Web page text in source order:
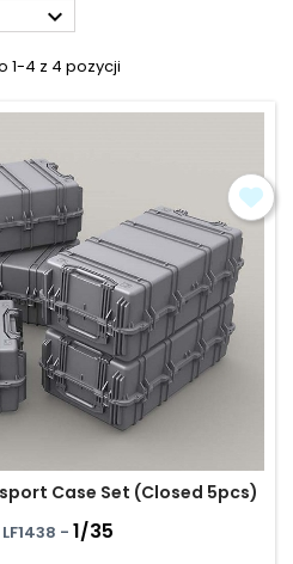

1-4 z 4 pozycji
Case Set (Closed 5pcs)
- 1/35